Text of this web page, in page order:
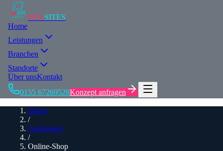
SKOSITES
Home
Leistungen
Branchen
Standorte
Über unsKontakt
0155 67269528Konzept anfragen
Home
/
Leistungen
/
Online-Shop